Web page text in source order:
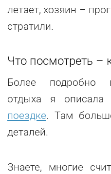
летает, хозяин –
стратили.
Что посмотреть –
Более подробно
отдыха я
поездке. Там
деталей.
Знаете, многие